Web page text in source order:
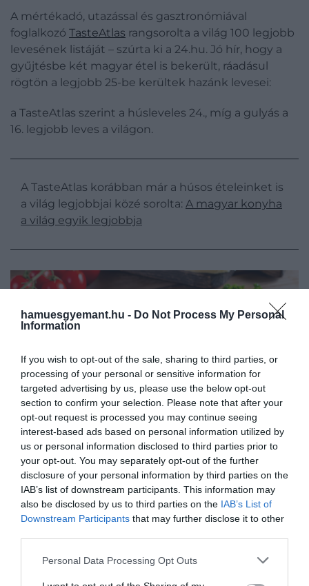
hamuesgyemant.hu - Do Not Process My Personal
Information
If you wish to opt-out of the sale, sharing to third parties, or
processing of your personal or sensitive information for
targeted advertising by us, please use the below opt-out
section to confirm your selection. Please note that after your
opt-out request is processed you may continue seeing
interest-based ads based on personal information utilized by
us or personal information disclosed to third parties prior to
your opt-out. You may separately opt-out of the further
disclosure of your personal information by third parties on the
IAB’s list of downstream participants. This information may
also be disclosed by us to third parties on the IAB’s List of
Downstream Participants that may further disclose it to other
Please note that this website/app uses one or more Google
Personal Data Processing Opt Outs
A mértékadó, utazással és gasztronómiával
foglalkozó TasteAtlas rangsorolta a világ 100 legjobb
levesének listáját – szúrta ki a 24.hu. Jó hír, hogy a
gyűjtésbe két magyar étel is bekerült, ráadásul
rögtön a legjobb 25-be kerültek hazánk levesei:
a TasteAtlas szerint a húsleveles 24., míg a gulyás a
16. legjobb leves a világon.
A TasteAtlas korábban már a húsos ételeinket is
a világ legjobbjai közé sorolta: A magyar konyha
a világ egyik legjobbja
A gulyásleves a 16. helyig repült
Shutterstock
fokára a török lencseleves fért oda. A legjobb húsz
között ott van még a cseh fokhagymaleves, a thai